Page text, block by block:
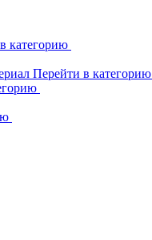
категорию
Перейти в категорию